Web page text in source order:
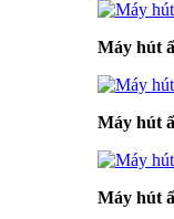
Máy hút
Máy hút
Máy hút